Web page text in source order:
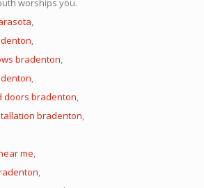
worships you.
,
,
bradenton,
,
doors bradenton,
bradenton,
me,
,